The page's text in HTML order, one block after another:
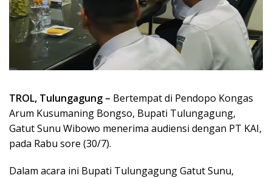
TROL, Tulungagung – Bertempat di Pendopo Kongas
Arum Kusumaning Bongso, Bupati Tulungagung,
Gatut Sunu Wibowo menerima audiensi dengan PT KAI,
pada Rabu sore (30/7).
Dalam acara ini Bupati Tulungagung Gatut Sunu,